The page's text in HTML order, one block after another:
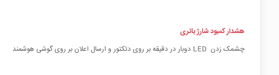
هشدار کمبود شارژ باتری
چشمک زدن LED دوبار در دقیقه بر روی دتکتور و ارسال اعلان بر روی گوشی هوشمند